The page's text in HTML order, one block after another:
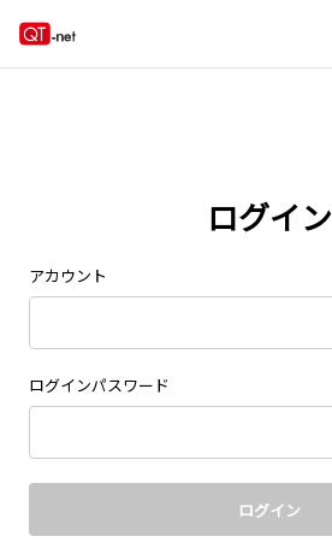
ログイン
アカウント
ログインパスワード
ログイン